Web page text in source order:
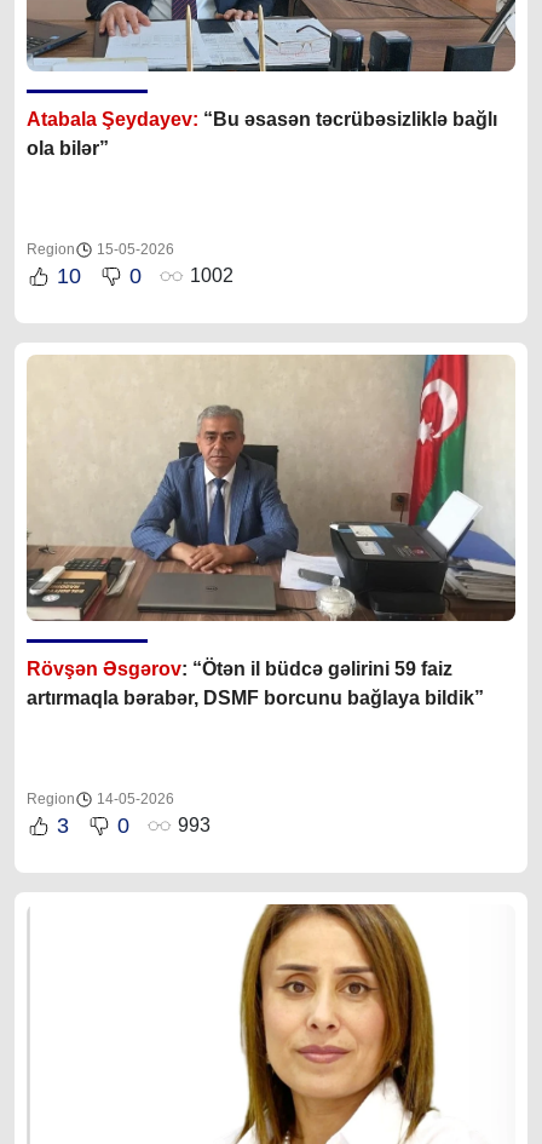
Atabala Şeydayev: “Bu əsasən təcrübəsizliklə bağlı
ola bilər”
Region 15-05-2026
10 0 1002
Rövşən Əsgərov: “Ötən il büdcə gəlirini 59 faiz
artırmaqla bərabər, DSMF borcunu bağlaya bildik”
Region 14-05-2026
3 0 993